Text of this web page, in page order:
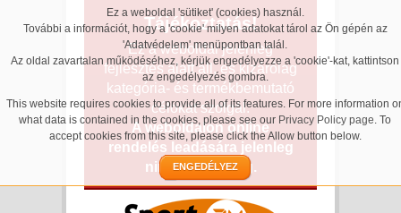
Ez a weboldal 'sütiket' (cookies) használ.
További a információt, hogy a 'cookie' milyen adatokat tárol az Ön gépén az
'Adatvédelem' menüpontban talál.
Az oldal zavartalan működéséhez, kérjük engedélyezze a 'cookie'-kat, kattintson
az engedélyezés gombra.
This website requires cookies to provide all of its features. For more information
what data is contained in the cookies, please see our Privacy Policy page. To
accept cookies from this site, please click the Allow button below.
ENGEDÉLYEZ
Tájékoztatás!
Ez a weboldal jelenleg
fejlesztés alatt áll, és kizárólag
kategória- és termékbemutató
célokat szolgál.
A weboldalon online
rendelés leadására jelenleg
nincs lehetőség.